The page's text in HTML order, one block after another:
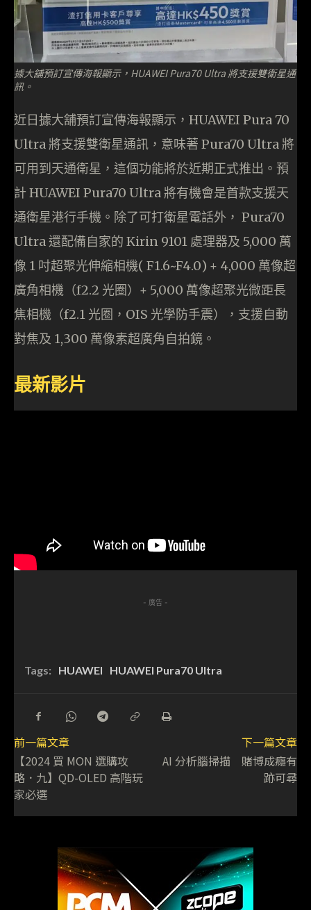
據大舖預訂宣傳海報顯示，HUAWEI Pura70 Ultra 將支援雙衛星通
訊。
近日據大舖預訂宣傳海報顯示，HUAWEI Pura 70
Ultra 將支援雙衛星通訊，意味著 Pura70 Ultra 將
可用到天通衛星，這個功能將於近期正式推出。預
計 HUAWEI Pura70 Ultra 將有機會是首款支援天
通衛星港行手機。除了可打衛星電話外， Pura70
Ultra 還配備自家的 Kirin 9101 處理器及 5,000 萬
像 1 吋超聚光伸縮相機( F1.6~F4.0) + 4,000 萬像超
廣角相機（f2.2 光圈）+ 5,000 萬像超聚光微距長
焦相機（f2.1 光圈，OIS 光學防手震），支援自動
對焦及 1,300 萬像素超廣角自拍鏡。
最新影片
- 廣告 -
Tags: HUAWEI HUAWEI Pura70 Ultra
前一篇文章
【2024 買 MON 選購攻
略．九】QD-OLED 高階玩
家必選
下一篇文章
AI 分析腦掃描 賭博成癮有
跡可尋